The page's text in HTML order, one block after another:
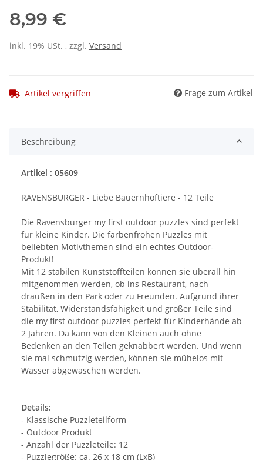
8,99 €
inkl. 19% USt. , zzgl. Versand
Artikel vergriffen Frage zum Artikel
Beschreibung
Artikel : 05609
RAVENSBURGER - Liebe Bauernhoftiere - 12 Teile
Die Ravensburger my first outdoor puzzles sind perfekt
für kleine Kinder. Die farbenfrohen Puzzles mit
beliebten Motivthemen sind ein echtes Outdoor-
Produkt!
Mit 12 stabilen Kunststoffteilen können sie überall hin
mitgenommen werden, ob ins Restaurant, nach
draußen in den Park oder zu Freunden. Aufgrund ihrer
Stabilität, Widerstandsfähigkeit und großer Teile sind
die my first outdoor puzzles perfekt für Kinderhände ab
2 Jahren. Da kann von den Kleinen auch ohne
Bedenken an den Teilen geknabbert werden. Und wenn
sie mal schmutzig werden, können sie mühelos mit
Wasser abgewaschen werden.
Details:
- Klassische Puzzleteilform
- Outdoor Produkt
- Anzahl der Puzzleteile: 12
- Puzzlegröße: ca. 26 x 18 cm (LxB)